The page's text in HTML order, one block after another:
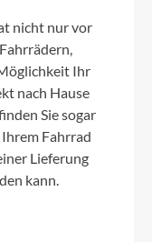
nicht nur vor
Ihr
nach Hause
Sie sogar
Fahrrad
Lieferung
kann.